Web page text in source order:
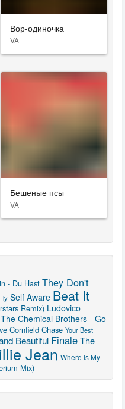
Вор-одиночка
VA
Бешеные псы
VA
- Du Hast They Don't
Self Aware Beat It
Remix) Ludovico
The Chemical Brothers - Go
Cornfield Chase Your Best
Beautiful FinaleThe
Jean Where Is My
Mix)